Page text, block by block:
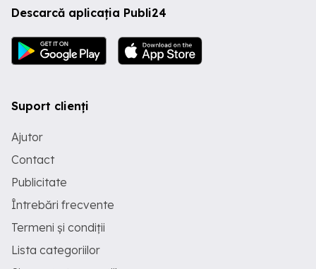
Descarcă aplicația Publi24
Suport clienți
Ajutor
Contact
Publicitate
Întrebări frecvente
Termeni și condiții
Lista categoriilor